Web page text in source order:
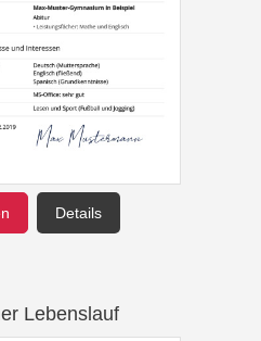
Details
Lebenslauf